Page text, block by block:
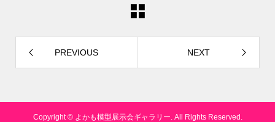
PREVIOUS NEXT
Copyright ©よかも模型展示会ギャラリー. All Rights Reserved.